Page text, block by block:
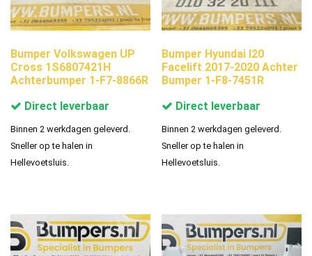
Bumper Volkswagen UP
Cross 1S6807421H
Achterbumper 1-F7-8866R
Direct leverbaar
Binnen 2 werkdagen geleverd.
Sneller op te halen in
Hellevoetsluis.
Bumper Hyundai I20
Facelift 2017-2020 Achter
Bumper 1-F8-7451R
Direct leverbaar
Binnen 2 werkdagen geleverd.
Sneller op te halen in
Hellevoetsluis.